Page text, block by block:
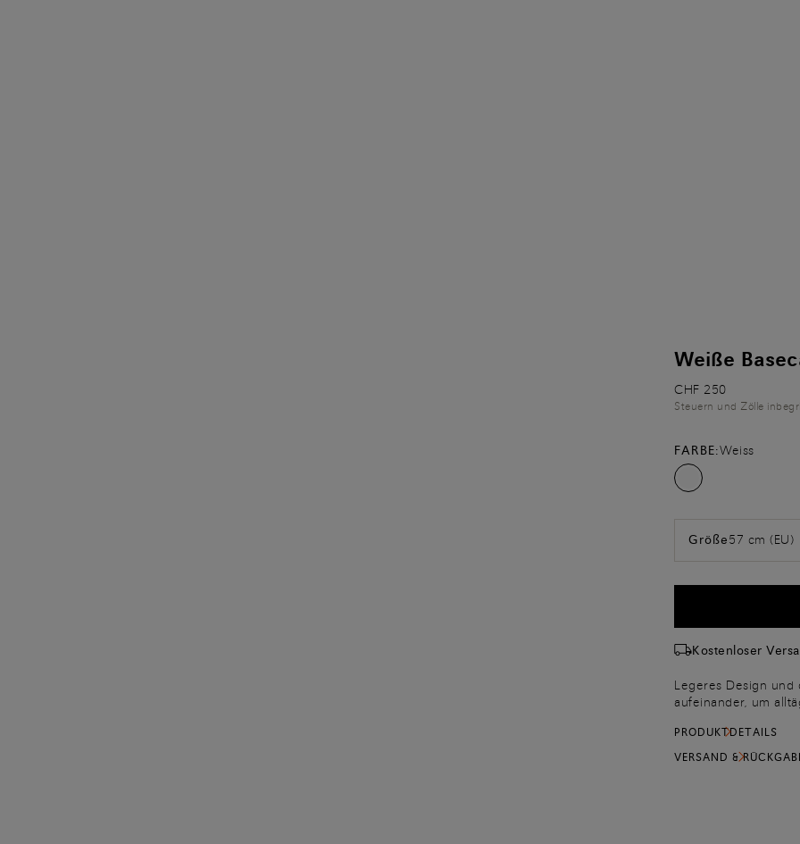
Weiße
CHF 250
Steuern und Zölle
FARBE:Weiss
Größe57 cm (EU)
Kostenloser
Legeres Design
aufeinander, um
Rückseite, mit der
an der Vorderseite
PRODUKTDETAILS
VERSAND &